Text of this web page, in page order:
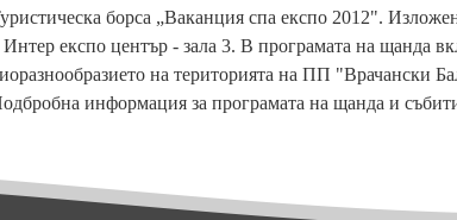
борса „Ваканция спа експо 2012".
Интер експо център - зала 3. В програмата на щанда
на територията на ПП "Врачански
информация за програмата на щанда и